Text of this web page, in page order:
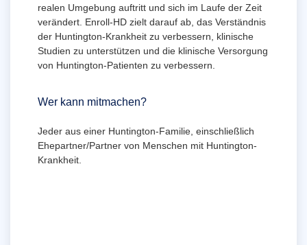
realen Umgebung auftritt und sich im Laufe der Zeit
verändert. Enroll-HD zielt darauf ab, das Verständnis
der Huntington-Krankheit zu verbessern, klinische
Studien zu unterstützen und die klinische Versorgung
von Huntington-Patienten zu verbessern.
Wer kann mitmachen?
Jeder aus einer Huntington-Familie, einschließlich
Ehepartner/Partner von Menschen mit Huntington-
Krankheit.